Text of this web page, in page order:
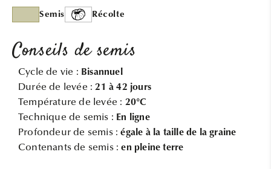
Semis Récolte
Conseils de semis
Cycle de vie : Bisannuel
Durée de levée :21 à 42 jours
Température de levée : 20°C
Technique de semis : En ligne
Profondeur de semis :égale à la taille de la graine
Contenants de semis :en pleine terre